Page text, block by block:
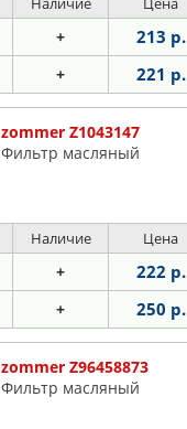
+ 213 р.
+ 221 р.
zommer Z1043147
Фильтр масляный
Наличие Цена
+ 222 р.
+ 250 р.
zommer Z96458873
Фильтр масляный